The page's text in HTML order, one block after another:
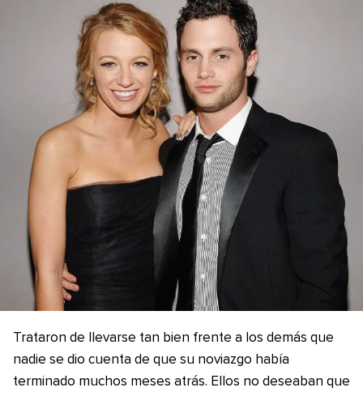
Trataron de llevarse tan bien frente a los demás que
nadie se dio cuenta de que su noviazgo había
terminado muchos meses atrás. Ellos no deseaban que